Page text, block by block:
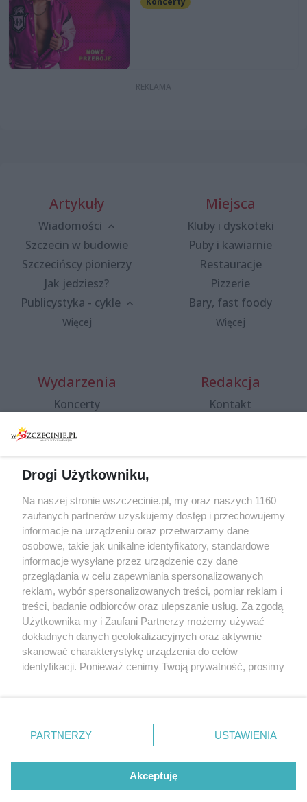
Artykuły
Wiadomości
Szczecin w budowie
Szczecińscy pionierzy
Jak jedziesz?
Publicystyka - cykle
Więcej
Miejsca
Kluby i dyskoteki
Puby i kawiarnie
Restauracje
Pizzerie
Bary, fast foody
Więcej
Wydarzenia
Koncerty
Spacery i oprowadzania
targi
Wernisaże
Więcej
Redakcja
Kontakt
Specjalny koncert z okazji
20. urodzin portalu
wSzczecinie.pl
Regulamin konkursów
śniadaniówka "Hej
Szczecin! Jest piątek!"
Partnerzy
Praca Szczecin
© 2026 wSzczecinie.pl
Created by GOD
Drogi Użytkowniku,
Na naszej stronie wszczecinie.pl, my oraz naszych 1160
zaufanych partnerów uzyskujemy dostęp i przechowujemy
informacje na urządzeniu oraz przetwarzamy dane
osobowe, takie jak unikalne identyfikatory, standardowe
informacje wysyłane przez urządzenie czy dane
przeglądania w celu zapewniania spersonalizowanych
reklam, wybór spersonalizowanych treści, pomiar reklam i
treści, badanie odbiorców oraz ulepszanie usług. Za zgodą
Użytkownika my i Zaufani Partnerzy możemy używać
dokładnych danych geolokalizacyjnych oraz aktywnie
skanować charakterystykę urządzenia do celów
identyfikacji. Ponieważ cenimy Twoją prywatność, prosimy
prywatności znajdujący się w lewym dolnym rogu strony
. Niektóre rodzaje przetwarzania danych nie wymagają
takiemu przetwarzaniu. Preferencje będą miały
zastosowania tylko na tej witrynie.
PARTNERZY USTAWIENIA
Akceptuję